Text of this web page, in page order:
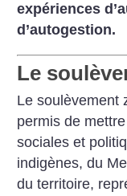
expériences
d’autogestion.
Le
Le soulèvement
permis de
sociales et
indigènes, du
du territoire,